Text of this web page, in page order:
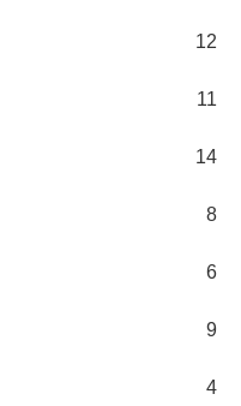
12
11
14
8
6
9
4